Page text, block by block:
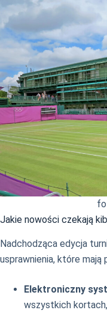
Jakie nowości czekają
Nadchodząca edycja
usprawnienia, które
Elektroniczny
wszystkich